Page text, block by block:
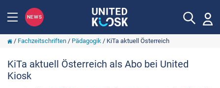
NEWS
/ Fachzeitschriften/ Pädagogik/ KiTa aktuell Österreich
KiTa aktuell Österreich als Abo bei United
Kiosk